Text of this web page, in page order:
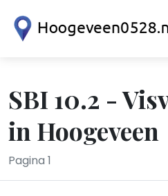
SBI 10.2 -
in Hoogeveen
Pagina 1